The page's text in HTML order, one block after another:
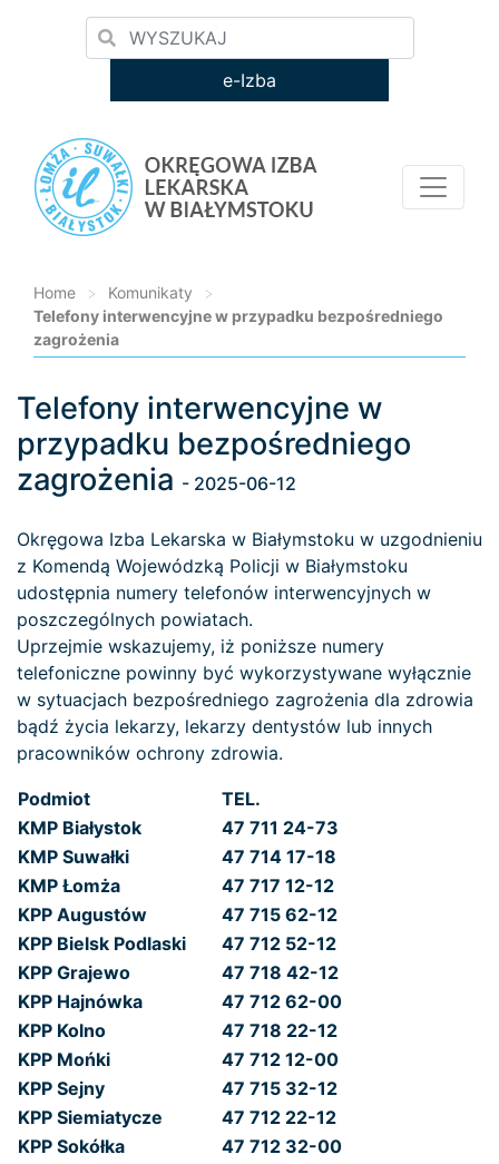
e-Izba
Home > Komunikaty
>
Telefony interwencyjne w przypadku bezpośredniego
zagrożenia
Loading...
Telefony interwencyjne w
przypadku bezpośredniego
zagrożenia - 2025-06-12
Okręgowa Izba Lekarska w Białymstoku w uzgodnieniu
z Komendą Wojewódzką Policji w Białymstoku
udostępnia numery telefonów interwencyjnych w
poszczególnych powiatach.
Uprzejmie wskazujemy, iż poniższe numery
telefoniczne powinny być wykorzystywane wyłącznie
w sytuacjach bezpośredniego zagrożenia dla zdrowia
bądź życia lekarzy, lekarzy dentystów lub innych
pracowników ochrony zdrowia.
Podmiot
TEL.
KMP Białystok
47 711 24-73
KMP Suwałki
47 714 17-18
KMP Łomża
47 717 12-12
KPP Augustów
47 715 62-12
KPP Bielsk Podlaski
47 712 52-12
KPP Grajewo
47 718 42-12
KPP Hajnówka
47 712 62-00
KPP Kolno
47 718 22-12
KPP Mońki
47 712 12-00
KPP Sejny
47 715 32-12
KPP Siemiatycze
47 712 22-12
KPP Sokółka
47 712 32-00